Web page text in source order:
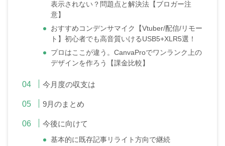
表示されない？問題点と解決法【ブロガー注
意】
おすすめコンデンサマイク【Vtuber/配信/リモー
ト】初心者でも高音質いけるUSB5+XLR5選！
プロはここが違う。CanvaProでワンランク上の
デザインを作ろう【課金比較】
今月度の収支は
9月のまとめ
今後に向けて
基本的に既存記事リライト方向で継続